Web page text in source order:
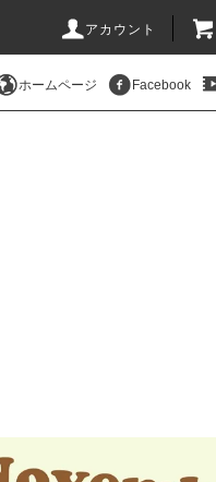
アカウント
ホームページ Facebook